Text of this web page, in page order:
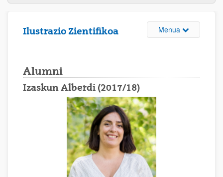
Ilustrazio Zientifikoa Menua
Alumni
Izaskun Alberdi (2017/18)